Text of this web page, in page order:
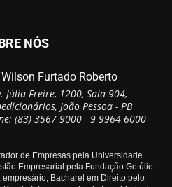
NÓS
Wilson Furtado Roberto
Júlia Freire, 1200, Sala 904,
João Pessoa - PB
(83) 3567-9000 - 9 9964-6000
de Empresas pela Universidade
Empresarial pela Fundação Getúlio
empresário, Bacharel em Direito pelo